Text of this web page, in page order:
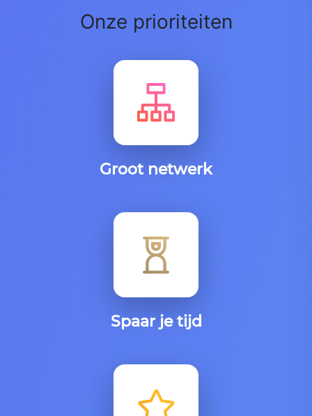
Onze prioriteiten
Groot netwerk
Spaar je tijd